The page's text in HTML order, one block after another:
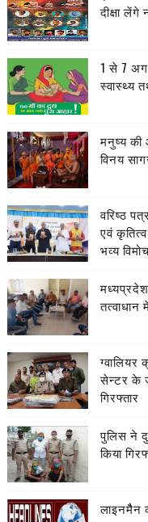
दीक्षा लेंगे
1 से 7
स्वास्थ्य
मनुष्य की
विनय
वरिष्ठ
एवं
भव्य
तत्वाधान
ग्वालियर
सेन्टर के
गिरफ्तार
पुलिस ने
किया
लाइनमैैन